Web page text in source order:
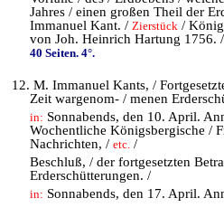
Jahres / einen großen Theil der
Immanuel Kant. / Zierstück /
von Joh. Heinrich Hartung 1756. /
40 Seiten. 4°.
12. M. Immanuel Kants, /
Zeit wargenom- / menen
in: Sonnabends, den 10. April.
Wochentliche Königsbergische /
Nachrichten, / etc. /
Beschluß, / der fortgesetzten
Erderschütterungen. /
in: Sonnabends, den 17. April.